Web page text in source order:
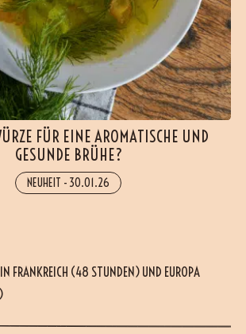
FÜR EINE AROMATISCHE UND
GESUNDE BRÜHE?
NEUHEIT - 30.01.26
IN FRANKREICH (48 STUNDEN) UND EUROPA